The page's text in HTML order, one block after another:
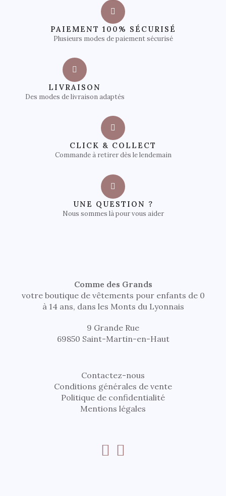
PAIEMENT 100% SÉCURISÉ
Plusieurs modes de paiement sécurisé
LIVRAISON
Des modes de livraison adaptés
CLICK & COLLECT
Commande à retirer dès le lendemain
UNE QUESTION ?
Nous sommes là pour vous aider
Comme des Grands
votre boutique de vêtements pour enfants de 0
à 14 ans, dans les Monts du Lyonnais
9 Grande Rue
69850 Saint-Martin-en-Haut
Contactez-nous
Conditions générales de vente
Politique de confidentialité
Mentions légales